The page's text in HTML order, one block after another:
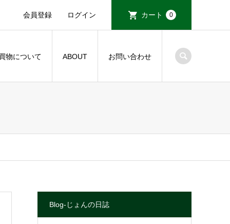
会員登録 ログイン カート 0
物について ABOUT お問い合わせ
Blog-じょんの日誌